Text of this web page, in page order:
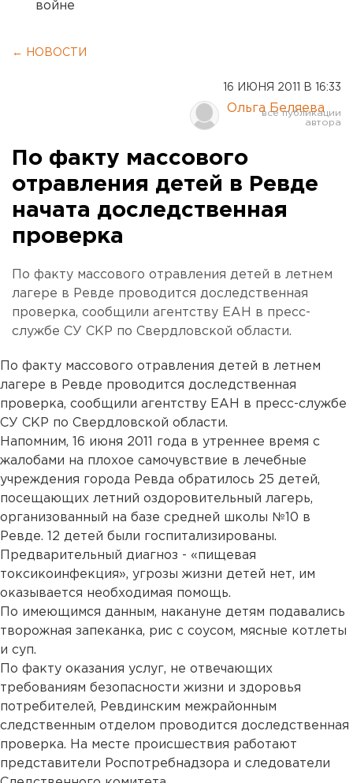
войне
← НОВОСТИ
16 ИЮНЯ 2011 В 16:33
Ольга Беляева
По факту массового
отравления детей в Ревде
начата доследственная
проверка
По факту массового отравления детей в летнем
лагере в Ревде проводится доследственная
проверка, сообщили агентству ЕАН в пресс-
службе СУ СКР по Свердловской области.
По факту массового отравления детей в летнем
лагере в Ревде проводится доследственная
проверка, сообщили агентству ЕАН в пресс-службе
СУ СКР по Свердловской области.
Напомним, 16 июня 2011 года в утреннее время с
жалобами на плохое самочувствие в лечебные
учреждения города Ревда обратилось 25 детей,
посещающих летний оздоровительный лагерь,
организованный на базе средней школы №10 в
Ревде. 12 детей были госпитализированы.
Предварительный диагноз - «пищевая
токсикоинфекция», угрозы жизни детей нет, им
оказывается необходимая помощь.
По имеющимся данным, накануне детям подавались
творожная запеканка, рис с соусом, мясные котлеты
и суп.
По факту оказания услуг, не отвечающих
требованиям безопасности жизни и здоровья
потребителей, Ревдинским межрайонным
следственным отделом проводится доследственная
проверка. На месте происшествия работают
представители Роспотребнадзора и следователи